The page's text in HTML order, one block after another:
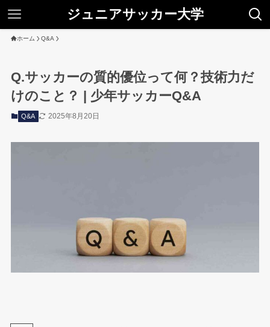
ジュニアサッカー大学
ホーム Q&A
Q.サッカーの質的優位って何？技術力だ
けのこと？ | 少年サッカーQ&A
Q&A 2025年8月20日